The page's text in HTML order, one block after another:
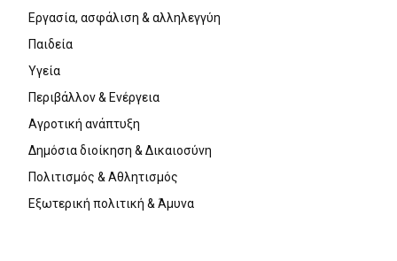
Εργασία, ασφάλιση & αλληλεγγύη
Παιδεία
Υγεία
Περιβάλλον & Ενέργεια
Αγροτική ανάπτυξη
Δημόσια διοίκηση & Δικαιοσύνη
Πολιτισμός & Αθλητισμός
Εξωτερική πολιτική & Άμυνα